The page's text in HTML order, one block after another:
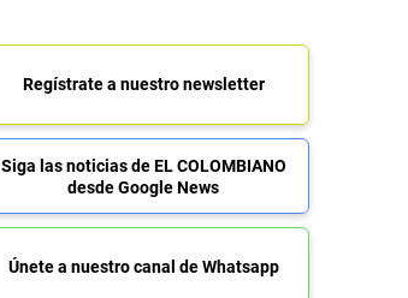
Regístrate a nuestro newsletter
Siga las noticias de EL COLOMBIANO
desde Google News
Únete a nuestro canal de Whatsapp